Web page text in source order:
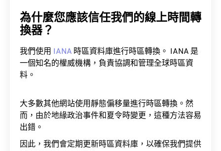
為什麼您應該信任我們的線上時間轉
換器？
我們使用 IANA 時區資料庫進行時區轉換。 IANA 是
一個知名的權威機構，負責協調和管理全球時區資
料。
大多數其他網站使用靜態偏移量進行時區轉換。然
而，由於地緣政治事件和夏令時變更，這種方法容易
出錯。
因此，我們會定期更新時區資料庫，以確保我們提供